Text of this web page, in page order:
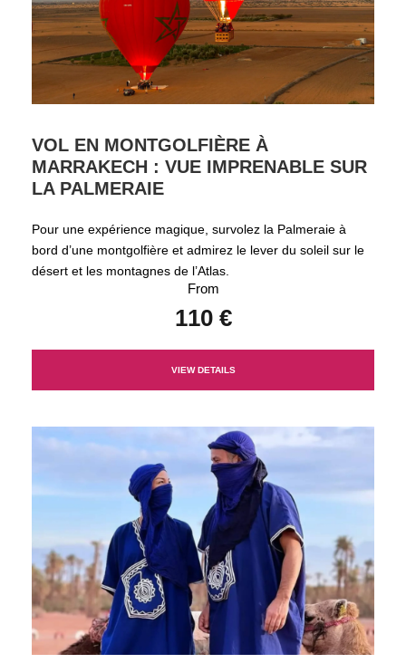
VOL EN MONTGOLFIÈRE À
MARRAKECH : VUE IMPRENABLE SUR
LA PALMERAIE
Pour une expérience magique, survolez la Palmeraie à
bord d’une montgolfière et admirez le lever du soleil sur le
désert et les montagnes de l’Atlas.
From
110 €
VIEW DETAILS